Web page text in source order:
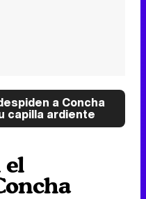
a Concha
capilla ardiente
el